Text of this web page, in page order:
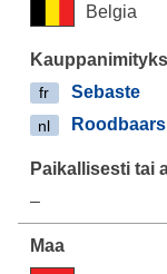
Belgia
fr Sebaste
nl Roodbaars
–